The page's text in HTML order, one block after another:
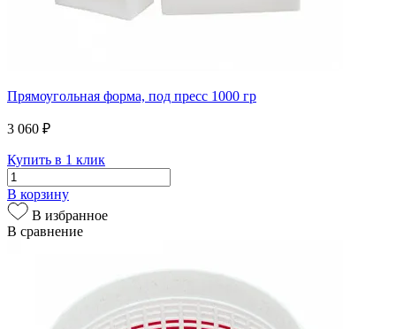
Прямоугольная форма, под пресс 1000 гр
3 060 ₽
Купить в 1 клик
В корзину
В избранное
В сравнение